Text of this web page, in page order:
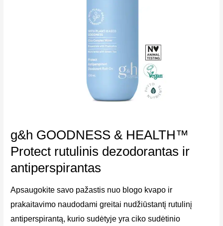
g&h GOODNESS & HEALTH™
Protect rutulinis dezodorantas ir
antiperspirantas
Apsaugokite savo pažastis nuo blogo kvapo ir
prakaitavimo naudodami greitai nudžiūstantį rutulinį
antiperspirantą, kurio sudėtyje yra ciko sudėtinio